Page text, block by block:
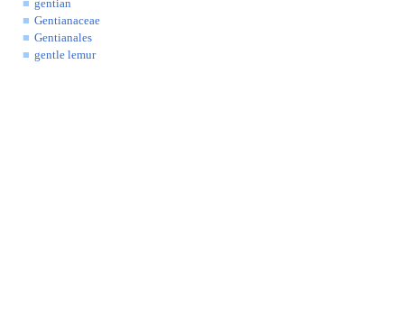
gentian
Gentianaceae
Gentianales
gentle lemur